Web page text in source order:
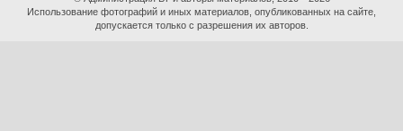
Использование фотографий и иных материалов, опубликованных на сайте,
допускается только с разрешения их авторов.